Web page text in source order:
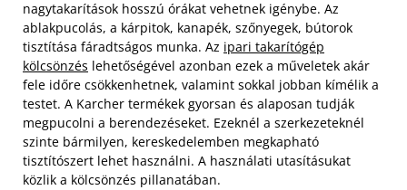
nagytakarítások hosszú órákat vehetnek igénybe. Az
ablakpucolás, a kárpitok, kanapék, szőnyegek, bútorok
tisztítása fáradtságos munka. Az ipari takarítógép
kölcsönzés lehetőségével azonban ezek a műveletek akár
fele időre csökkenhetnek, valamint sokkal jobban kímélik a
testet. A Karcher termékek gyorsan és alaposan tudják
megpucolni a berendezéseket. Ezeknél a szerkezeteknél
szinte bármilyen, kereskedelemben megkapható
tisztítószert lehet használni. A használati utasításukat
közlik a kölcsönzés pillanatában.